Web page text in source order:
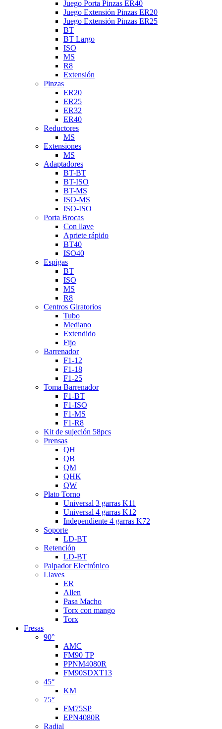
Juego Porta Pinzas ER40
Juego Extensión Pinzas ER20
Juego Extensión Pinzas ER25
BT
BT Largo
ISO
MS
R8
Extensión
Pinzas
ER20
ER25
ER32
ER40
Reductores
MS
Extensiones
MS
Adaptadores
BT-BT
BT-ISO
BT-MS
ISO-MS
ISO-ISO
Porta Brocas
Con llave
Apriete rápido
BT40
ISO40
Espigas
BT
ISO
MS
R8
Centros Giratorios
Tubo
Mediano
Extendido
Fijo
Barrenador
F1-12
F1-18
F1-25
Toma Barrenador
F1-BT
F1-ISO
F1-MS
F1-R8
Kit de sujeción 58pcs
Prensas
QH
QB
QM
QHK
QW
Plato Torno
Universal 3 garras K11
Universal 4 garras K12
Independiente 4 garras K72
Soporte
LD-BT
Retención
LD-BT
Palpador Electrónico
Llaves
ER
Allen
Pasa Macho
Torx con mango
Torx
Fresas
90°
AMC
FM90 TP
PPNM4080R
FM90SDXT13
45°
KM
75°
FM75SP
EPN4080R
Radial